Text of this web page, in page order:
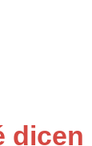
dicen